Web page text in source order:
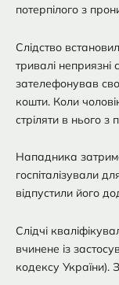
потерпілого з
Слідство
тривалі неприязні
зателефонував
кошти. Коли
стріляти в нього з
Нападника
госпіталізували
відпустили його
Слідчі
вчинене із
кодексу України).